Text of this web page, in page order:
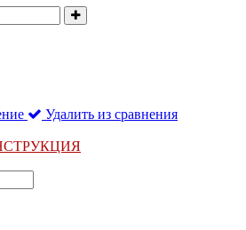
Удалить из сравнения